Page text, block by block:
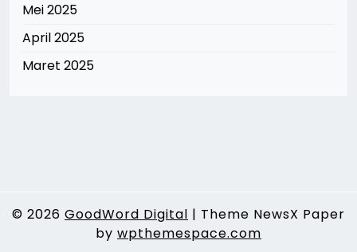
Mei 2025
April 2025
Maret 2025
© 2026 GoodWord Digital | Theme NewsX Paper
by wpthemespace.com